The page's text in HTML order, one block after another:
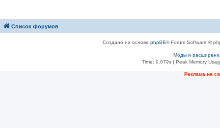
Список форумов
Создано на основе phpBB® Forum Software ©
Моды и
Time: 0.079s| Peak Memory
Рeклама на